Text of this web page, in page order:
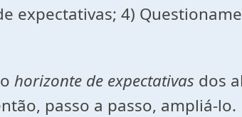
expectativas; 4)
horizonte de expectativas dos
passo a passo, ampliá-lo.